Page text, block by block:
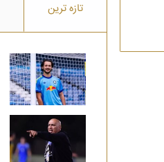
تازه ترین